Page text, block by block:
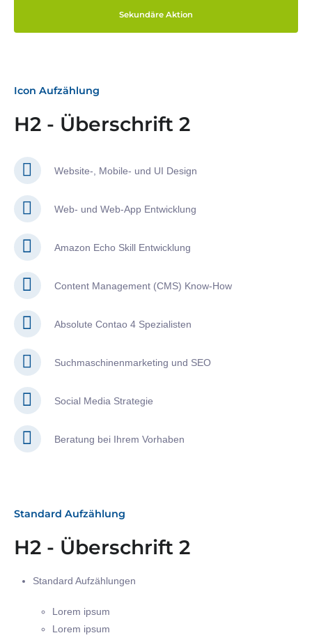
Sekundäre Aktion
Icon Aufzählung
H2 - Überschrift 2
Website-, Mobile- und UI Design
Web- und Web-App Entwicklung
Amazon Echo Skill Entwicklung
Content Management (CMS) Know-How
Absolute Contao 4 Spezialisten
Suchmaschinenmarketing und SEO
Social Media Strategie
Beratung bei Ihrem Vorhaben
Standard Aufzählung
H2 - Überschrift 2
Standard Aufzählungen
Lorem ipsum
Lorem ipsum